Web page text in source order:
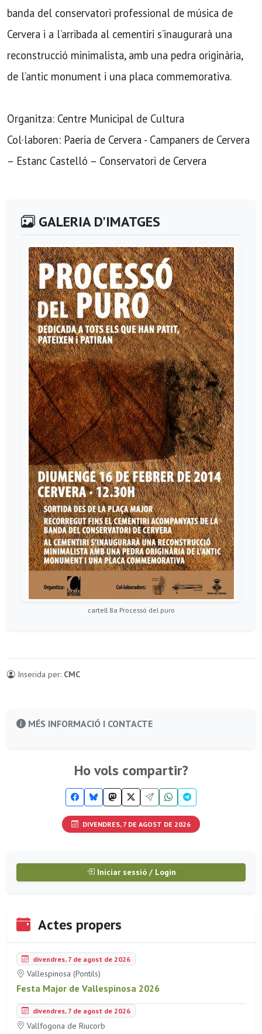
banda del conservatori professional de música de
Cervera i a l’arribada al cementiri s’inaugurarà una
reconstrucció minimalista, amb una pedra originària,
de l’antic monument i una placa commemorativa.
Organitza: Centre Municipal de Cultura
Col·laboren: Paeria de Cervera - Campaners de Cervera
– Estanc Castelló – Conservatori de Cervera
GALERIA D'IMATGES
cartell 8a Processó del puro
Inserida per: CMC
MÉS INFORMACIÓ I CONTACTE
Ho vols compartir?
DIVENDRES, 7 DE AGOST DE 2026
Iniciar sessió / Login
Actes propers
divendres, 7 de agost de 2026
Vallespinosa (Pontils)
Festa Major de Vallespinosa 2026
divendres, 7 de agost de 2026
Vallfogona de Riucorb